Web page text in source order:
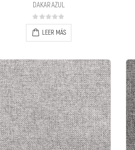
DAKAR AZUL
0out of 5
LEER MÁS